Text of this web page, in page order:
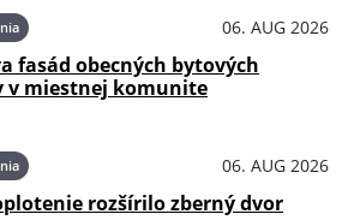
06. AUG 2026
fasád obecných bytových
v miestnej komunite
06. AUG 2026
rozšírilo zberný dvor